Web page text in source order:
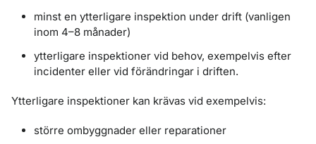
minst en ytterligare inspektion under drift (vanligen
inom 4–8 månader)
ytterligare inspektioner vid behov, exempelvis efter
incidenter eller vid förändringar i driften.
Ytterligare inspektioner kan krävas vid exempelvis:
större ombyggnader eller reparationer